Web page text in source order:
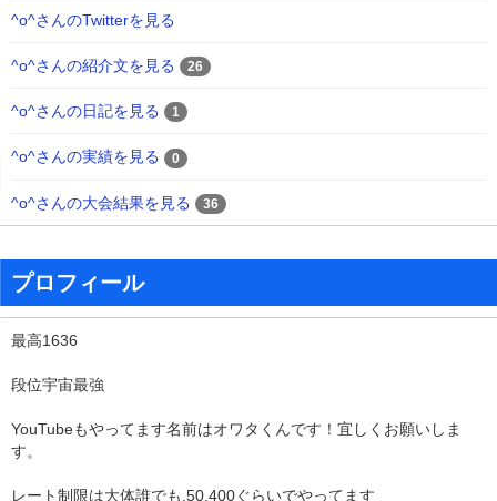
^o^さんのTwitterを見る
^o^さんの紹介文を見る 26
^o^さんの日記を見る 1
^o^さんの実績を見る 0
^o^さんの大会結果を見る 36
プロフィール
最高1636
段位宇宙最強
YouTubeもやってます名前はオワタくんです！宜しくお願いしま
す。
レート制限は大体誰でも,50,400ぐらいでやってます